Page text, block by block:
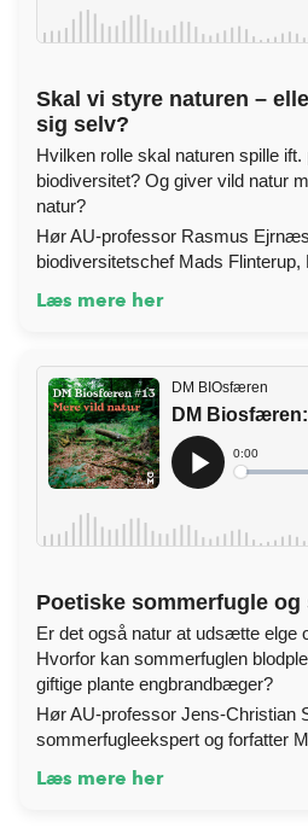
Skal vi styre naturen –
sig selv?
Hvilken rolle skal naturen spille ift.
biodiversitet? Og giver vild natur
natur?
Hør AU-professor Rasmus
biodiversitetschef Mads Flinterup,
Læs mere her
Poetiske sommerfugle
Er det også natur at udsætte elge
Hvorfor kan sommerfuglen
giftige plante engbrandbæger?
Hør AU-professor Jens-Christian
sommerfugleekspert og forfatter
Læs mere her